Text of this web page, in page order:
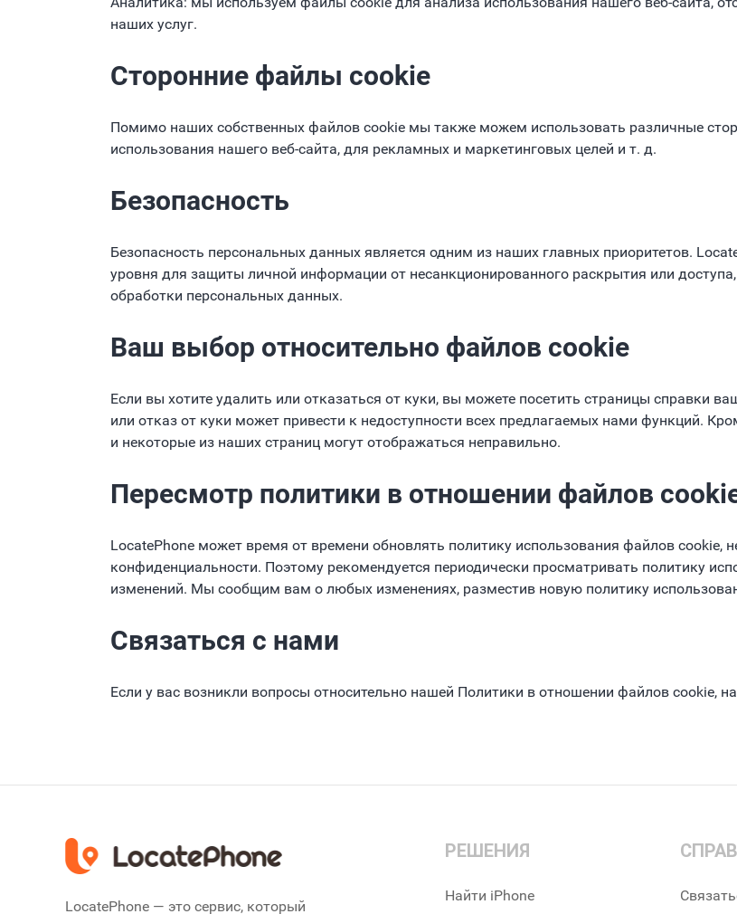
наших услуг.
Сторонние файлы cookie
Помимо наших собственных файлов cookie мы также можем использовать различные
использования нашего веб-сайта, для рекламных и маркетинговых целей и т. д.
Безопасность
Безопасность персональных данных является одним из наших главных приоритетов.
уровня для защиты личной информации от несанкционированного раскрытия или
обработки персональных данных.
Ваш выбор относительно файлов cookie
Если вы хотите удалить или отказаться от куки, вы можете посетить страницы справки
или отказ от куки может привести к недоступности всех предлагаемых нами функций.
и некоторые из наших страниц могут отображаться неправильно.
Пересмотр политики в отношении файлов
LocatePhone может время от времени обновлять политику использования файлов
конфиденциальности. Поэтому рекомендуется периодически просматривать политику
изменений. Мы сообщим вам о любых изменениях, разместив новую политику
Связаться с нами
Если у вас возникли вопросы относительно нашей Политики в отношении файлов cookie,
LocatePhone — это сервис, который
РЕШЕНИЯ
Найти iPhone